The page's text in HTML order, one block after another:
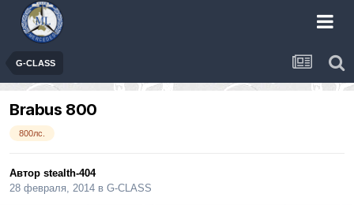
G-CLASS
Brabus 800
800лс.
Автор stealth-404
28 февраля, 2014 в G-CLASS